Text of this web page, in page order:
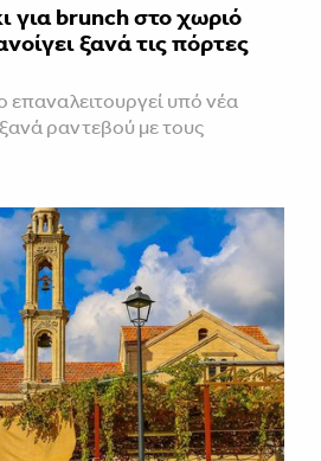
για brunch στο χωριό
ξανά τις πόρτες
επαναλειτουργεί υπό νέα
ξανά ραντεβού με τους